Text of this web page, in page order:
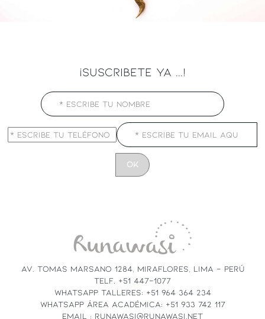
¡SUSCRIBETE YA ...!
BLANK.AV. TOMAS MARSANO 1284, MIRAFLORES, LIMA - PERÚ
TELF. +51 447-1077
WHATSAPP TALLERES: +51 964 364 234
WHATSAPP ÁREA ACADÉMICA: +51 933 742 117
EMAIL : RUNAWASI@RUNAWASI.NET